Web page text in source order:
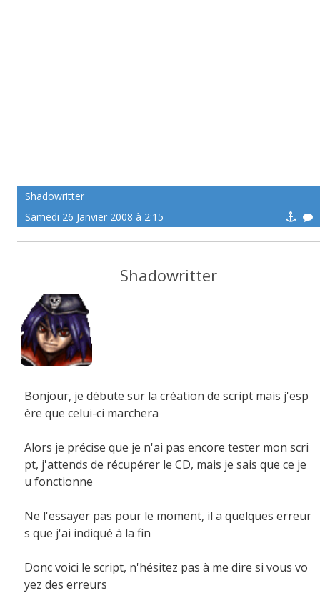
Shadowritter
Samedi 26 Janvier 2008 à 2:15
Shadowritter
Bonjour, je débute sur la création de script mais j'esp
ère que celui-ci marchera
Alors je précise que je n'ai pas encore tester mon scri
pt, j'attends de récupérer le CD, mais je sais que ce je
u fonctionne
Ne l'essayer pas pour le moment, il a quelques erreur
s que j'ai indiqué à la fin
Donc voici le script, n'hésitez pas à me dire si vous vo
yez des erreurs